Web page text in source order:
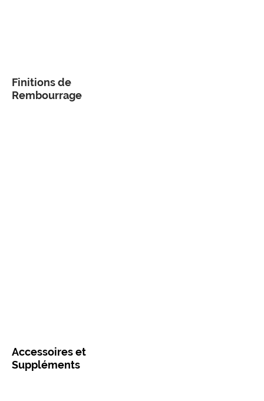
Finitions de
Rembourrage
Accessoires et
Suppléments